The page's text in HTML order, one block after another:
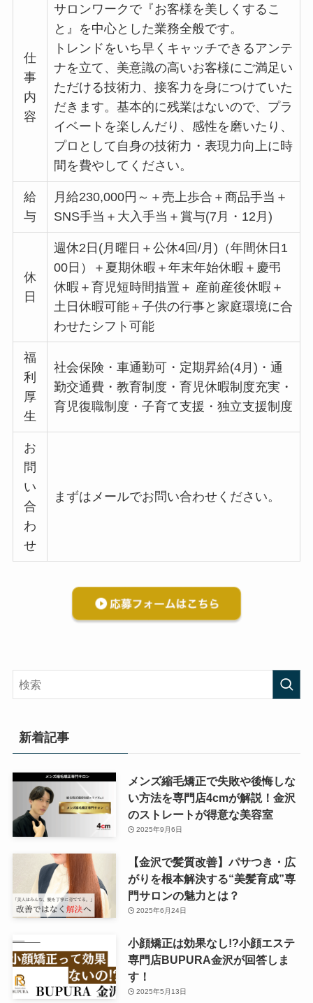
仕
事
内
容
サロンワークで『お客様を美しくするこ
と』を中心とした業務全般です。
トレンドをいち早くキャッチできるアンテ
ナを立て、美意識の高いお客様にご満足い
ただける技術力、接客力を身につけていた
だきます。基本的に残業はないので、プラ
イベートを楽しんだり、感性を磨いたり、
プロとして自身の技術力・表現力向上に時
間を費やしてください。
給
与
月給230,000円～＋売上歩合＋商品手当＋
SNS手当＋大入手当＋賞与(7月・12月)
休
日
週休2日(月曜日＋公休4回/月)（年間休日1
00日）＋夏期休暇＋年末年始休暇＋慶弔
休暇＋育児短時間措置＋ 産前産後休暇＋
土日休暇可能＋子供の行事と家庭環境に合
わせたシフト可能
福
利
厚
生
社会保険・車通勤可・定期昇給(4月)・通
勤交通費・教育制度・育児休暇制度充実・
育児復職制度・子育て支援・独立支援制度
お
問
い
合
わ
せ
まずはメールでお問い合わせください。
新着記事
メンズ縮毛矯正で失敗や後悔しな
い方法を専門店4cmが解説！金沢
のストレートが得意な美容室
2025年9月6日
【金沢で髪質改善】パサつき・広
がりを根本解決する“美髪育成”専
門サロンの魅力とは？
2025年6月24日
小顔矯正は効果なし!?小顔エステ
専門店BUPURA金沢が回答しま
す！
2025年5月13日